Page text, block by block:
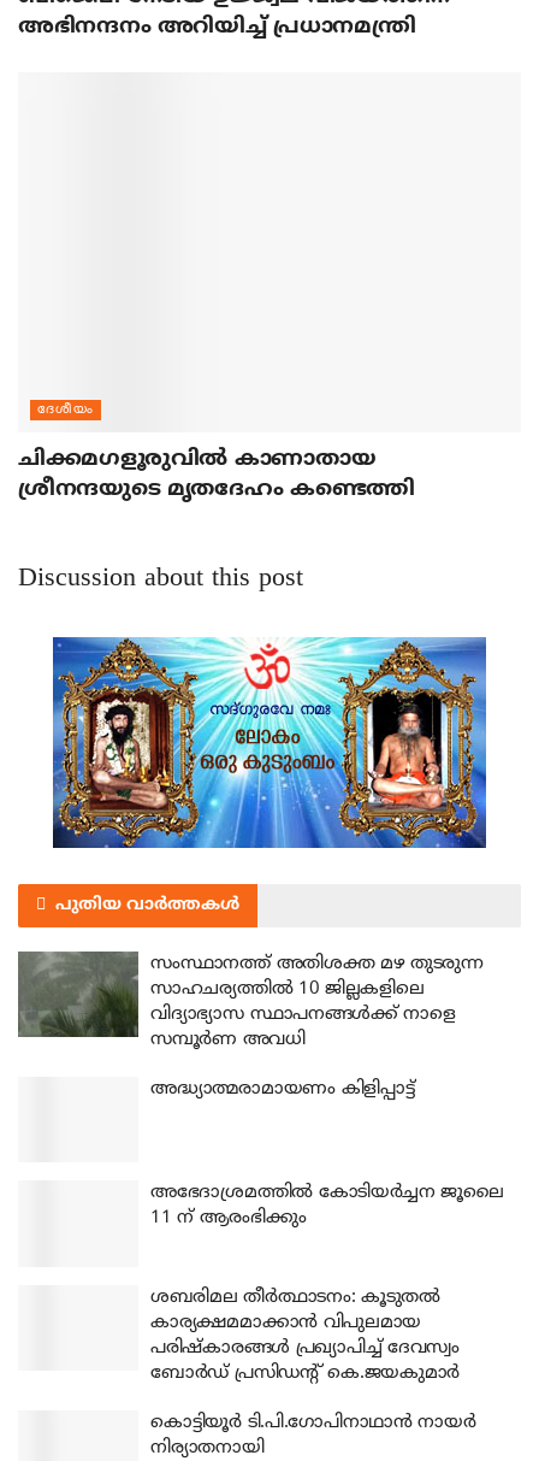
അഭിനന്ദനം അറിയിച്ച് പ്രധാനമന്ത്രി
ദേശീയം
ചിക്കമഗളൂരുവില്‍ കാണാതായ
ശ്രീനന്ദയുടെ മൃതദേഹം കണ്ടെത്തി
Discussion about this post
പുതിയ വാർത്തകൾ
സംസ്ഥാനത്ത് അതിശക്ത മഴ തുടരുന്ന
സാഹചര്യത്തിൽ 10 ജില്ലകളിലെ
വിദ്യാഭ്യാസ സ്ഥാപനങ്ങൾക്ക് നാളെ
സമ്പൂർണ അവധി
അദ്ധ്യാത്മരാമായണം കിളിപ്പാട്ട്
അഭേദാശ്രമത്തില്‍ കോടിയര്‍ച്ചന ജൂലൈ
11 ന് ആരംഭിക്കും
ശബരിമല തീര്‍ത്ഥാടനം: കൂടുതല്‍
കാര്യക്ഷമമാക്കാന്‍ വിപുലമായ
പരിഷ്‌കാരങ്ങള്‍ പ്രഖ്യാപിച്ച് ദേവസ്വം
ബോര്‍ഡ് പ്രസിഡന്റ് കെ.ജയകുമാര്‍
കൊട്ടിയൂര്‍ ടി.പി.ഗോപിനാഥാന്‍ നായര്‍
നിര്യാതനായി